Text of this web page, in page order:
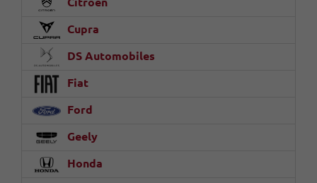
Cupra
DS Automobiles
Fiat
Ford
Geely
Honda